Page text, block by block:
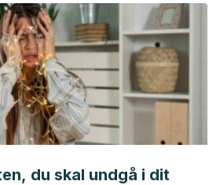
du skal undgå i dit